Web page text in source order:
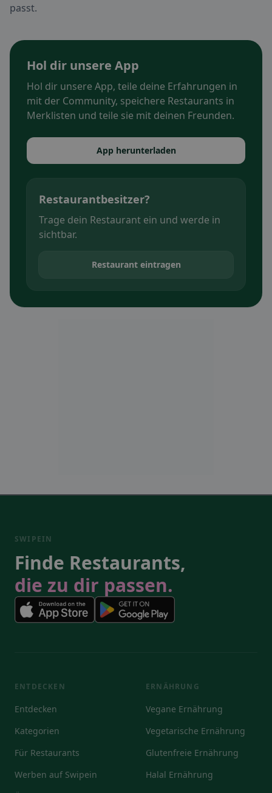
passt.
Hol dir unsere App
Hol dir unsere App, teile deine Erfahrungen in
mit der Community, speichere Restaurants in
Merklisten und teile sie mit deinen Freunden.
App herunterladen
Restaurantbesitzer?
Trage dein Restaurant ein und werde in
sichtbar.
Restaurant eintragen
SWIPEIN
Finde Restaurants,
die zu dir passen.
ENTDECKEN
Entdecken
Kategorien
Für Restaurants
Werben auf Swipein
ERNÄHRUNG
Vegane Ernährung
Vegetarische Ernährung
Glutenfreie Ernährung
Halal Ernährung